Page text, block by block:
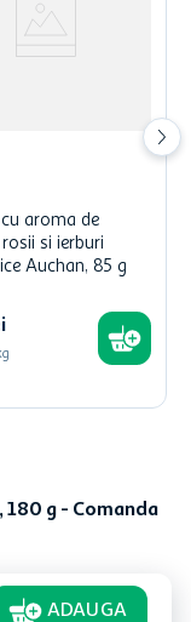
aroma de
si ierburi
Auchan, 85 g
180 g - Comanda
ADAUGA